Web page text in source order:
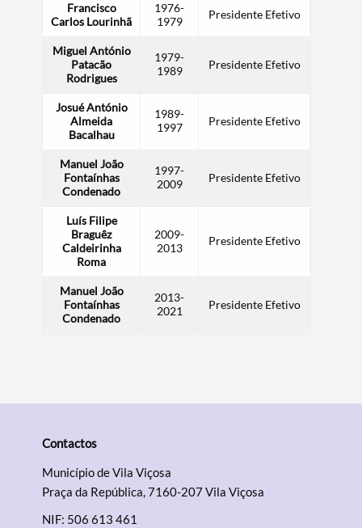
Termo de Pesquisa
Categorias gerais
Filtros
Francisco
Carlos Lourinhã
1976-
1979
Presidente Efetivo
Miguel António
Patacão
Rodrigues
1979-
1989
Presidente Efetivo
Josué António
Almeida
Bacalhau
1989-
1997
Presidente Efetivo
Manuel João
Fontaínhas
Condenado
1997-
2009
Presidente Efetivo
Luís Filipe
Braguêz
Caldeirinha
Roma
2009-
2013
Presidente Efetivo
Manuel João
Fontaínhas
Condenado
2013-
2021
Presidente Efetivo
Contactos
Município de Vila Viçosa
Praça da República, 7160-207 Vila Viçosa
NIF: 506 613 461